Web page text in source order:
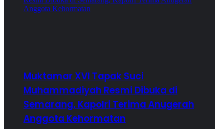
Muktamar XVI Tapak Suci
Muhammadiyah Resmi Dibuka di
Semarang, Kapolri Terima Anugerah
Anggota Kehormatan